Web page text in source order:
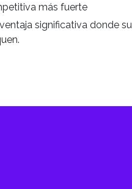
más fuerte
significativa donde